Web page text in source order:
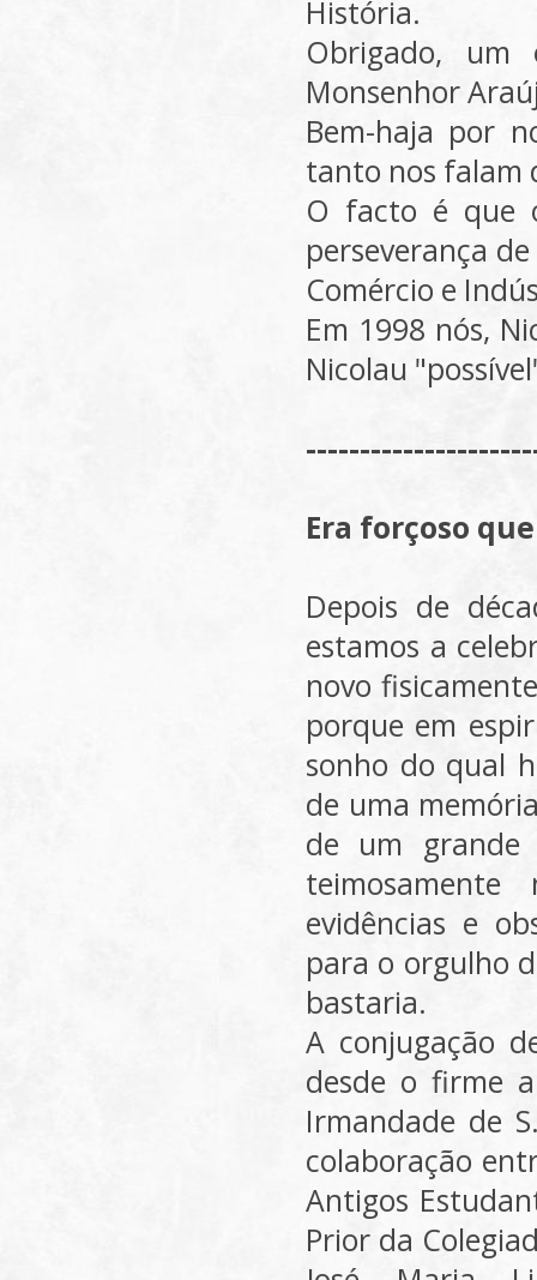
História.
Obrigado, um
Monsenhor
Bem-haja por
tanto nos falam
O facto é que
perseverança
Comércio e
Em 1998 nós,
Nicolau
Era forçoso
Depois de
estamos a
novo
porque em
sonho do qual
de uma
de um grande
evidências e
para o orgulho
bastaria.
A conjugação
desde o firme
Irmandade de
colaboração
Antigos
Prior da